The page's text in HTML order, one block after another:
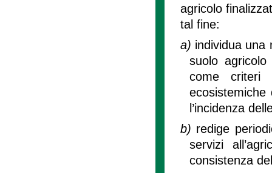
agricolo
tal fine:
a) individua una
suolo
come criteri
l’incidenza
b) redige
servizi
consistenza